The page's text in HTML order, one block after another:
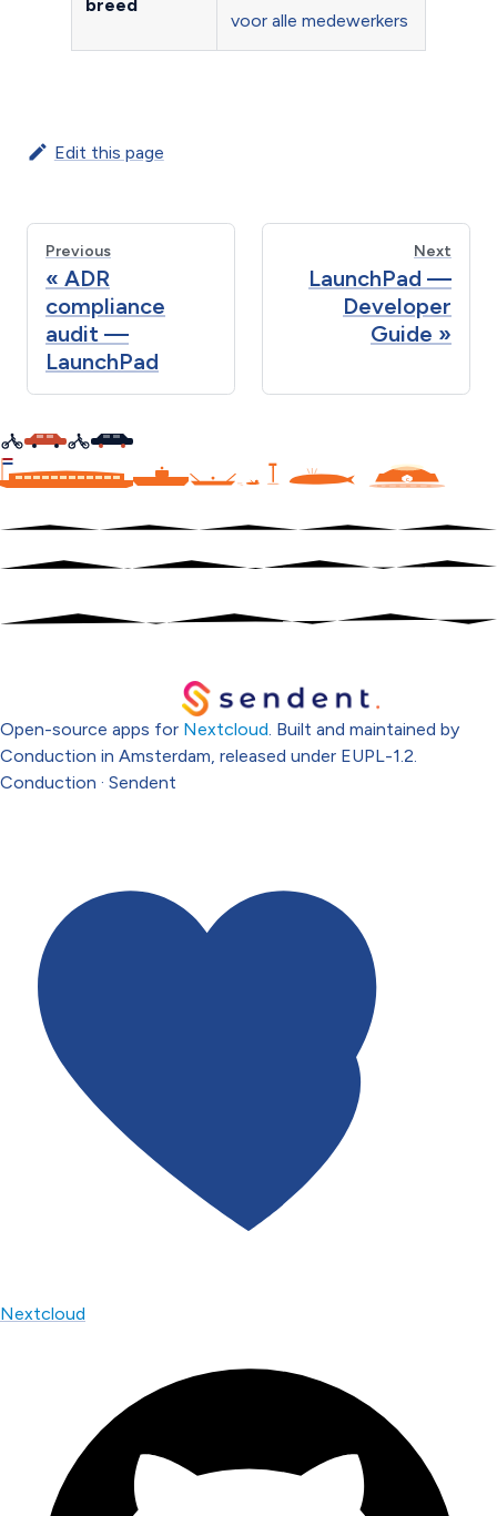
breed
voor alle medewerkers
Edit this page
Previous
ADR
compliance
audit —
LaunchPad
Next
LaunchPad —
Developer
Guide
C
Open-source apps for Nextcloud. Built and maintained by
Conduction in Amsterdam, released under EUPL-1.2.
Conduction · Sendent
Nextcloud